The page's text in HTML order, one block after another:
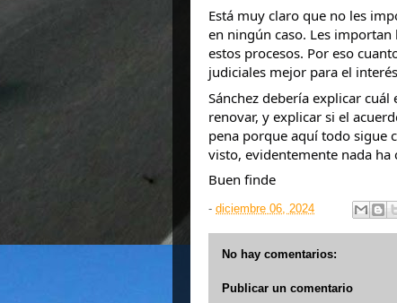
Está muy claro que no les
en ningún caso. Les
estos procesos. Por eso
judiciales mejor para el
Sánchez debería explicar cuál
renovar, y explicar si el
pena porque aquí todo sigue
visto, evidentemente nada
Buen finde
- diciembre 06, 2024
No hay comentarios:
Publicar un comentario